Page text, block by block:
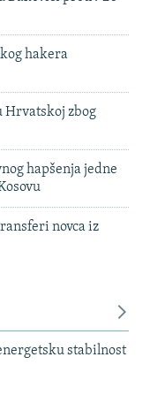
hakera
Hrvatskoj zbog
hapšenja jedne
novca iz
stabilnost